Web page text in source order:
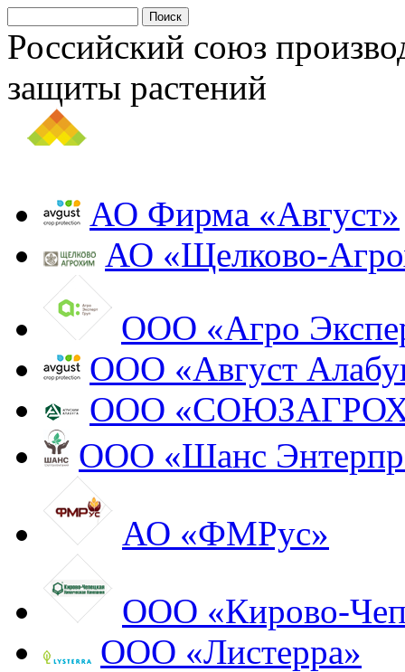
Российский союз
защиты растений
АО Фирма «Август»
АО «Щелково-
ООО «Агро
ООО «Август
ООО
ООО «Шанс
АО «ФМРус»
ООО «Кирово-
ООО «Листерра»